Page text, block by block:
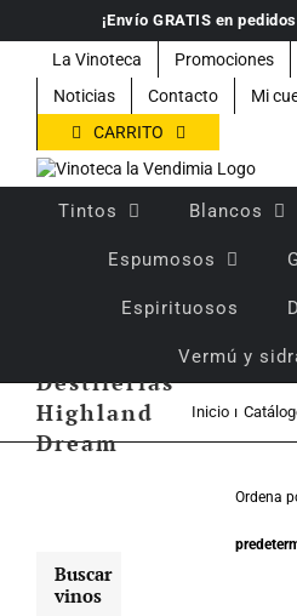
contenido
¡Envío GRATIS en
La Vinoteca Promociones
Noticias
Contacto
Mi
CARRITO
Tintos Blancos
Espumosos
Espirituosos
Vermú y
Destilerías
Highland
Dream
Inicio
Ordena
Buscar
vinos